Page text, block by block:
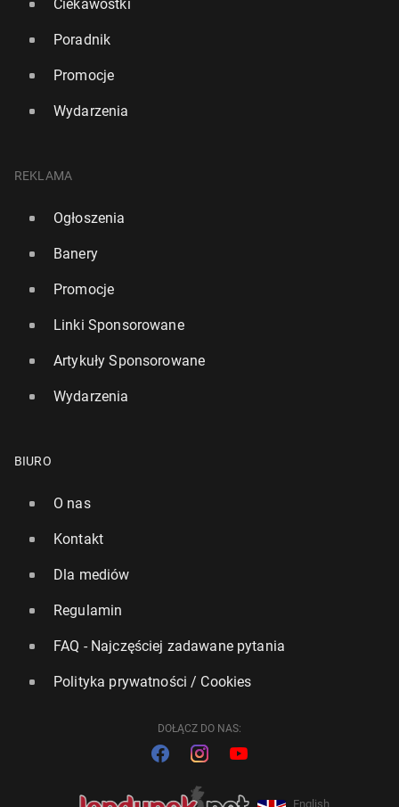
Ciekawostki
Poradnik
Promocje
Wydarzenia
REKLAMA
Ogłoszenia
Banery
Promocje
Linki Sponsorowane
Artykuły Sponsorowane
Wydarzenia
BIURO
O nas
Kontakt
Dla mediów
Regulamin
FAQ - Najczęściej zadawane pytania
Polityka prywatności / Cookies
DOŁĄCZ DO NAS:
English